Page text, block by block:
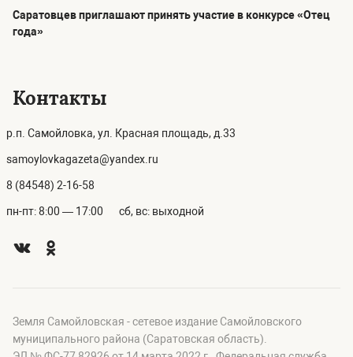
Саратовцев приглашают принять участие в конкурсе «Отец
года»
Контакты
р.п. Самойловка, ул. Красная площадь, д.33
samoylovkagazeta@yandex.ru
8 (84548) 2-16-58
пн-пт: 8:00 — 17:00 сб, вс: выходной
Земля Самойловская - сетевое издание Самойловского
муниципального района (Саратовская область).